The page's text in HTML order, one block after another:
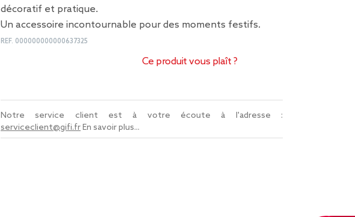
décoratif et pratique.
Un accessoire incontournable pour des moments festifs.
REF. 000000000000637325
Ce produit vous plaît ?
Notre service client est à votre écoute à l'adresse :
serviceclient@gifi.frEn savoir plus...